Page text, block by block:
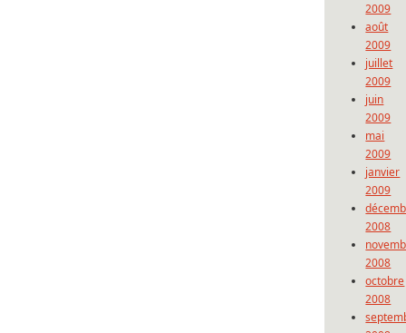
2009
août
2009
juillet
2009
juin
2009
mai
2009
janvier
2009
2008
2008
octobre
2008